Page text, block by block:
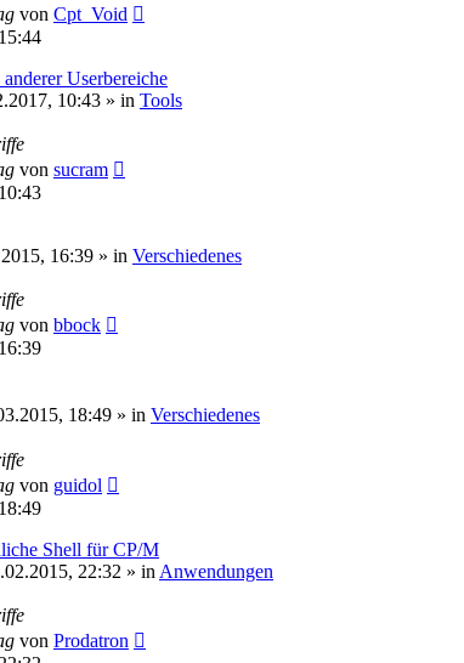
von Cpt_Void
Userbereiche
10:43 » in Tools
von sucram
16:39 » in Verschiedenes
von bbock
18:49 » in Verschiedenes
von guidol
Shell für CP/M
22:32 » in Anwendungen
von Prodatron